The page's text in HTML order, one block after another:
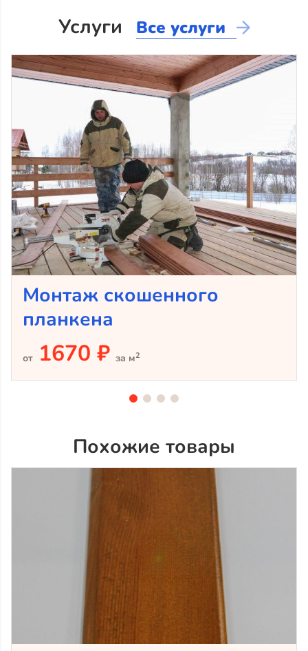
Услуги Все услуги
Монтаж скошенного
планкена
от 1670 ₽ за м2
Похожие товары